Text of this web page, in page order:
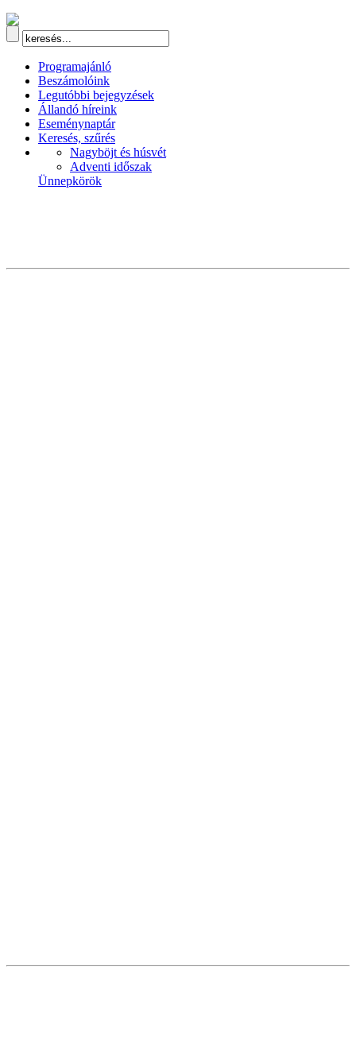
Programajánló
Beszámolóink
Legutóbbi bejegyzések
Állandó híreink
Eseménynaptár
Keresés, szűrés
Nagyböjt és húsvét
Adventi időszak
Ünnepkörök